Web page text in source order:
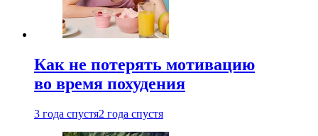
Как не потерять мотивацию
во время похудения
3 года спустя2 года спустя